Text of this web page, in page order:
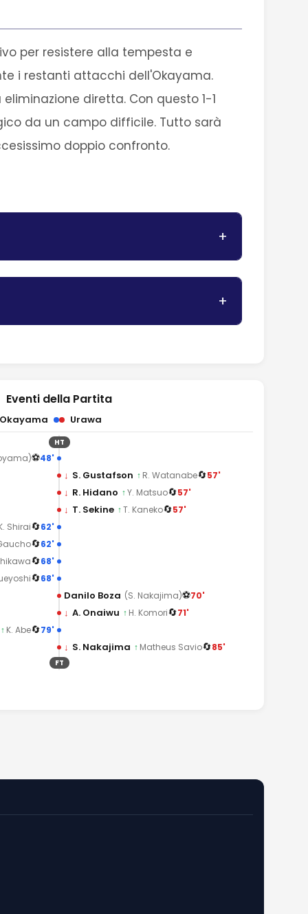
per resistere alla tempesta e
i restanti attacchi dell'Okayama.
diretta. Con questo 1-1
da un campo difficile. Tutto sarà
doppio confronto.
Eventi della Partita
Urawa
HT
48'
⚽
↓ S. Gustafson ↑ R. Watanabe🔄57'
↓ R. Hidano ↑Y. Matsuo🔄57'
↓ T. Sekine ↑T. Kaneko🔄57'
62'
🔄
Shirai
62'
🔄
68'
🔄
68'
🔄
Danilo Boza (S. Nakajima)⚽70'
↓ A. Onaiwu ↑ H. Komori🔄71'
79'
🔄
↑ K. Abe
↓ S. Nakajima ↑ Matheus Savio🔄85'
FT